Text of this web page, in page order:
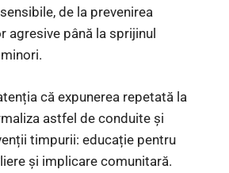
de la prevenirea
până la sprijinul
că expunerea repetată la
astfel de conduite și
timpurii: educație pentru
și implicare comunitară.